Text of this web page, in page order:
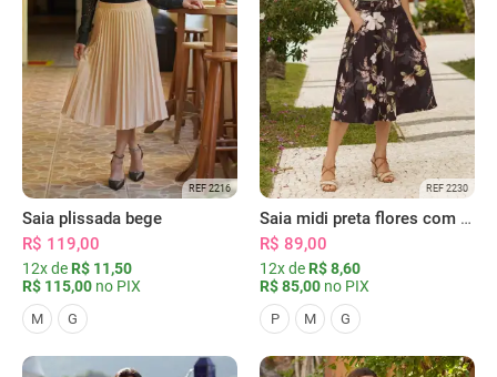
REF 2216
Saia plissada bege
R$ 119,00
12x de R$ 11,50
R$ 115,00 no PIX
M G
REF 2230
Saia midi preta flores com bolsos
R$ 89,00
12x de R$ 8,60
R$ 85,00 no PIX
P M G